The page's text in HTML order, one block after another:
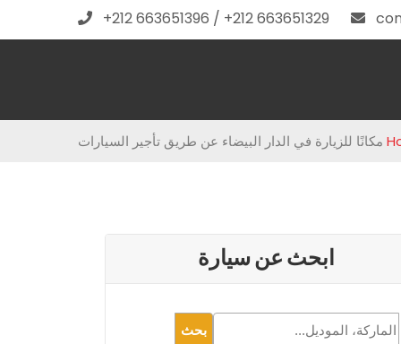
+212 663651396 / +212 663651329
ابحث عن سيارة
بحث